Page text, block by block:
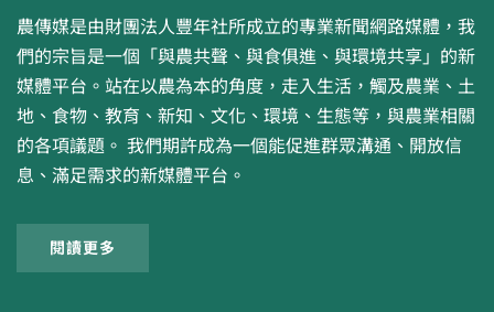
農傳媒是由財團法人豐年社所成立的專業新聞網路媒體，我
們的宗旨是一個「與農共聲、與食俱進、與環境共享」的新
媒體平台。站在以農為本的角度，走入生活，觸及農業、土
地、食物、教育、新知、文化、環境、生態等，與農業相關
的各項議題。 我們期許成為一個能促進群眾溝通、開放信
息、滿足需求的新媒體平台。
閱讀更多